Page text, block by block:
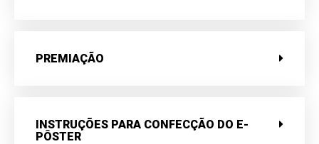
PREMIAÇÃO
INSTRUÇÕES PARA CONFECÇÃO DO E-
PÔSTER